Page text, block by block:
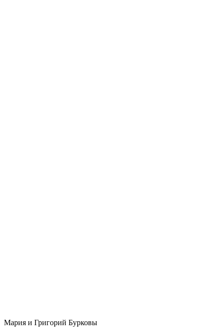
Мария и Григорий Бурковы